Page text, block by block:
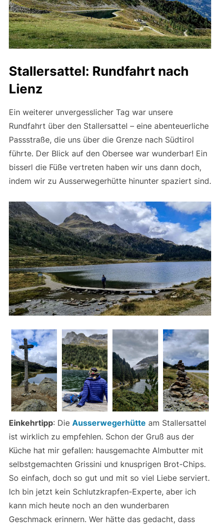
Stallersattel: Rundfahrt nach
Lienz
Ein weiterer unvergesslicher Tag war unsere
Rundfahrt über den Stallersattel – eine abenteuerliche
Passstraße, die uns über die Grenze nach Südtirol
führte. Der Blick auf den Obersee war wunderbar! Ein
bisserl die Füße vertreten haben wir uns dann doch,
indem wir zu Ausserwegerhütte hinunter spaziert sind.
Einkehrtipp: Die Ausserwegerhütte am Stallersattel
ist wirklich zu empfehlen. Schon der Gruß aus der
Küche hat mir gefallen: hausgemachte Almbutter mit
selbstgemachten Grissini und knusprigen Brot-Chips.
So einfach, doch so gut und mit so viel Liebe serviert.
Ich bin jetzt kein Schlutzkrapfen-Experte, aber ich
kann mich heute noch an den wunderbaren
Geschmack erinnern. Wer hätte das gedacht, dass